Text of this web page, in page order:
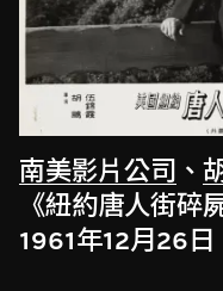
南美影片公司 、
《紐約唐人街碎
1961年12月26日